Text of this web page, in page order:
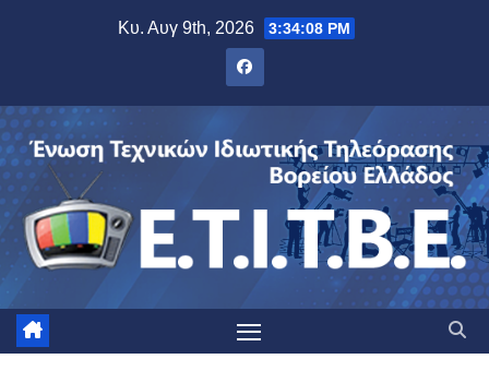
Κυ. Αυγ 9th, 2026 3:34:09 PM